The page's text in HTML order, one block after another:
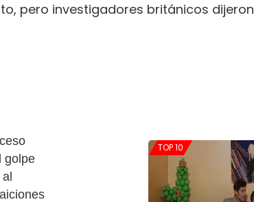
pero investigadores británicos
golpe
TOP 10